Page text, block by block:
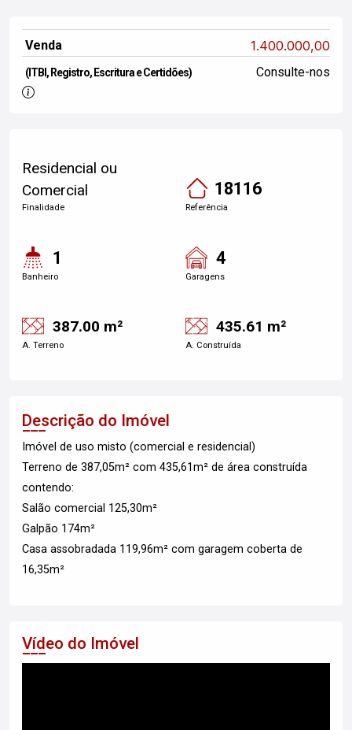
Venda 1.400.000,00
(ITBI, Registro, Escritura e Certidões) Consulte-nos
Residencial ou
Comercial
Finalidade
18116
Referência
1
Banheiro
4
Garagens
387.00 m²
A. Terreno
435.61 m²
A. Construída
Descrição do Imóvel
Imóvel de uso misto (comercial e residencial)
Terreno de 387,05m² com 435,61m² de área construída
contendo:
Salão comercial 125,30m²
Galpão 174m²
Casa assobradada 119,96m² com garagem coberta de
16,35m²
Vídeo do Imóvel